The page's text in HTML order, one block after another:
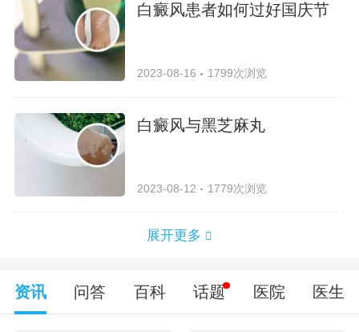
白癜风患者如何过好国庆节
2023-08-16 1799次浏览
白癜风与黑芝麻丸
2023-08-12 1779次浏览
展开更多
资讯 问答 百科 话题 医院 医生